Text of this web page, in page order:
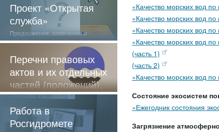
Проект «Открытая
служба»
Предложения, замечания и
отзывы о нашей работе
Перечни правовых
актов и их отдельных
частей (положений),
содержащие
обязательные
требования
Работа в
Росгидромете
«Качество морских вод
«Качество морских вод
«Качество морских вод
«Качество морских вод
(часть 1)
(часть 2)
«Качество морских вод
Состояние экосистем
«Ежегодник состояния
Загрязнение